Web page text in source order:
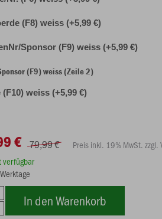
(F8) weiss (+5,99 €)
Sponsor (F9) weiss (+5,99 €)
(F9) weiss (Zeile 2)
(F10) weiss (+5,99 €)
€ 79,99 €
Preis inkl. 19% MwSt. zzgl.
verfügbar
In den Warenkorb